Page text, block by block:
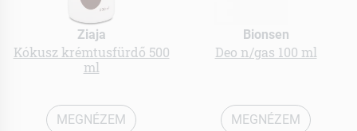
Ziaja
Kókusz krémtusfürdő 500
ml
MEGNÉZEM
Bionsen
Deo n/gas 100 ml
MEGNÉZEM